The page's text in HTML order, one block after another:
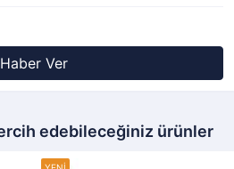
Haber Ver
edebileceğiniz ürünler